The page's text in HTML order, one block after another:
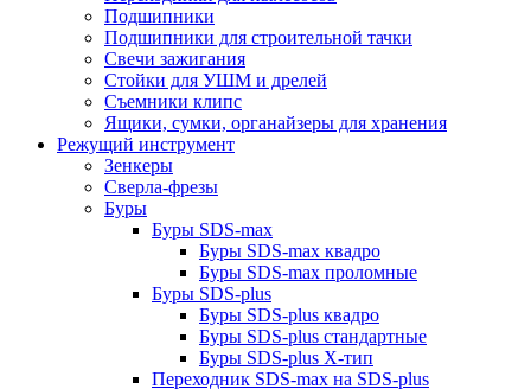
Подшипники
Подшипники для строительной тачки
Свечи зажигания
Стойки для УШМ и дрелей
Съемники клипс
Ящики, сумки, органайзеры для хранения
Режущий инструмент
Зенкеры
Сверла-фрезы
Буры
Буры SDS-max
Буры SDS-max квадро
Буры SDS-max проломные
Буры SDS-plus
Буры SDS-plus квадро
Буры SDS-plus стандартные
Буры SDS-plus Х-тип
Переходник SDS-max на SDS-plus